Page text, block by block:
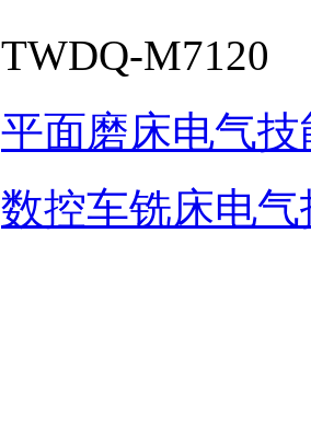
TWDQ-M7120
平面磨床电气
数控车铣床电